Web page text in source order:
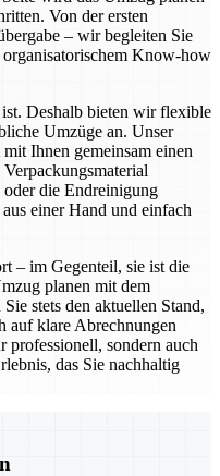
Von der ersten
– wir begleiten Sie
Know-how
Deshalb bieten wir flexible
Umzüge an. Unser
Ihnen gemeinsam einen
oder die Endreinigung
einer Hand und einfach
– im Gegenteil, sie ist die
planen mit dem
stets den aktuellen Stand,
auf klare Abrechnungen
professionell, sondern auch
das Sie nachhaltig